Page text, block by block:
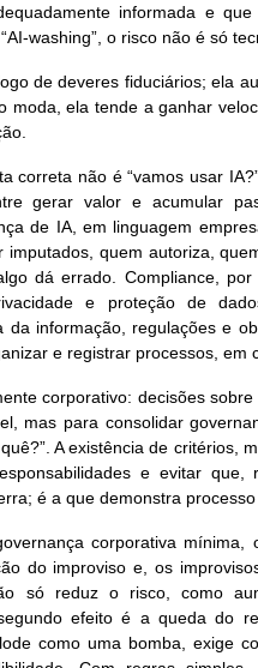
informada e
washing”, o risco não é só
de deveres fiduciários; ela
moda, ela tende a ganhar
correta não é “vamos usar
gerar valor e acumular
de IA, em linguagem
quem autoriza,
dá errado. Compliance,
e proteção de
da informação, regulações e
e registrar processos, em
corporativo: decisões
mas para consolidar
A existência de critérios,
e evitar
é a que demonstra
corporativa
do improviso e, os
só reduz o risco, como
efeito é a queda do
como uma bomba, exige